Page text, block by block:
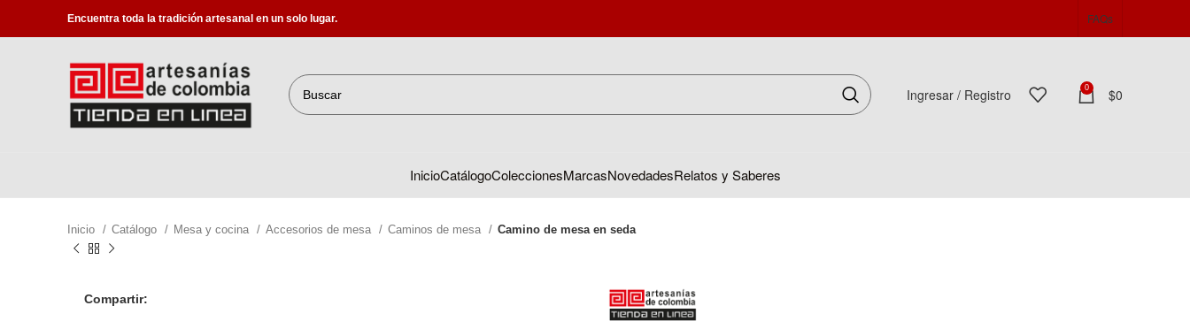
Encuentra toda la tradición artesanal en un solo lugar. FAQs
Ingresar / Registro 0 $0
InicioCatálogoColeccionesMarcasNovedadesRelatos y Saberes
Inicio Catálogo Mesa y cocina Accesorios de mesa Caminos de mesa Camino de mesa en seda
Compartir: